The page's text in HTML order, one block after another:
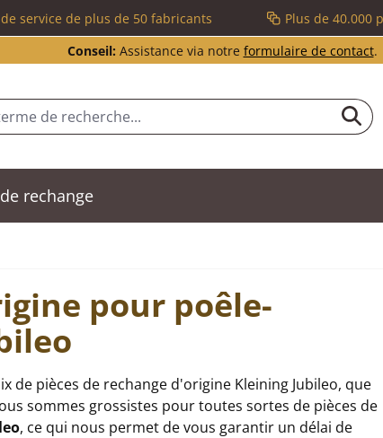
service de plus de 50 fabricants Plus de 40.000
Conseil: Assistance via notre formulaire de contact.
rechange
pour poêle-
pièces de rechange d'origine Kleining Jubileo, que
sommes grossistes pour toutes sortes de pièces de
, ce qui nous permet de vous garantir un délai de